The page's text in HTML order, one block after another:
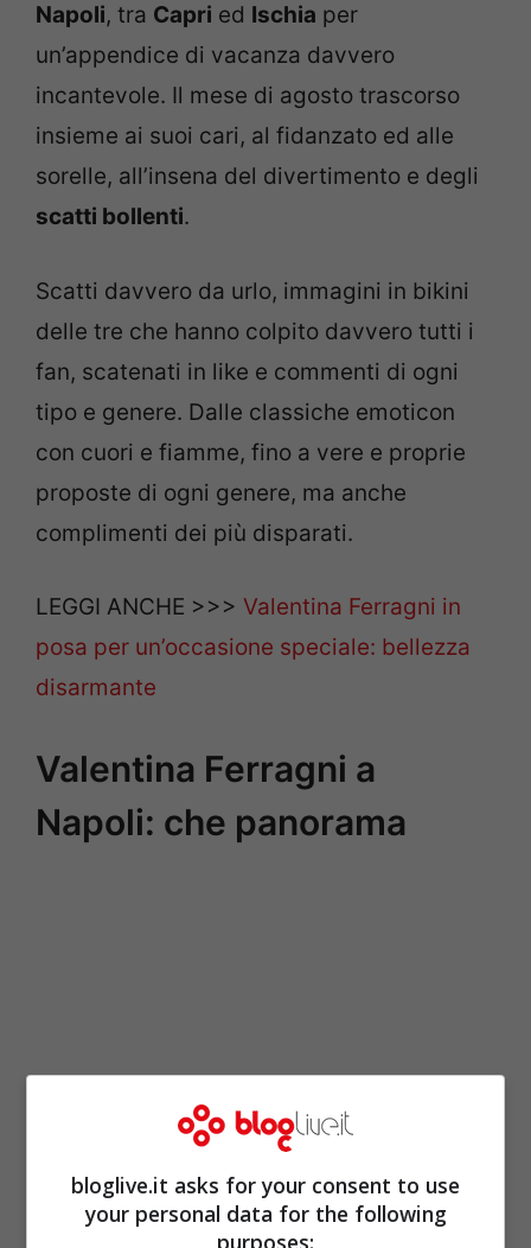
Napoli, tra Capri ed Ischia per
un’appendice di vacanza davvero
incantevole. Il mese di agosto trascorso
insieme ai suoi cari, al fidanzato ed alle
sorelle, all’insena del divertimento e degli
scatti bollenti.
Scatti davvero da urlo, immagini in bikini
delle tre che hanno colpito davvero tutti i
fan, scatenati in like e commenti di ogni
tipo e genere. Dalle classiche emoticon
con cuori e fiamme, fino a vere e proprie
proposte di ogni genere, ma anche
complimenti dei più disparati.
LEGGI ANCHE >>> Valentina Ferragni in
posa per un’occasione speciale: bellezza
disarmante
Valentina Ferragni a
Napoli: che panorama
bloglive.it asks for your consent to use
your personal data for the following
purposes: